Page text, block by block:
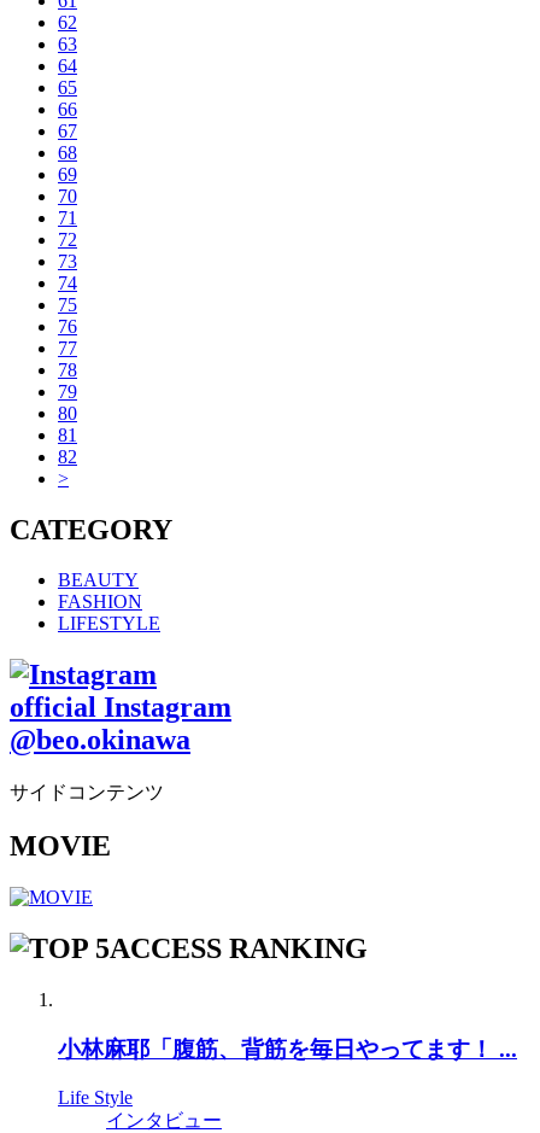
62
63
64
65
66
67
68
69
70
71
72
73
74
75
76
77
78
79
80
81
82
>
CATEGORY
BEAUTY
FASHION
LIFESTYLE
official Instagram
@beo.okinawa
サイドコンテンツ
MOVIE
ACCESS RANKING
小林麻耶「腹筋、背筋を毎日やってます！ ...
Life Style
インタビュー